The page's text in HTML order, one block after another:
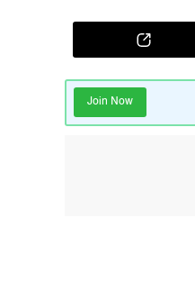
Join Now